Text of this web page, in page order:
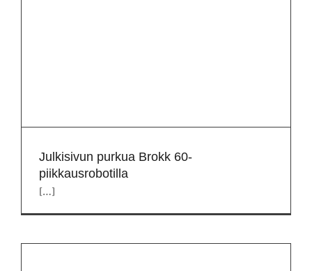
Julkisivun purkua Brokk 60-
piikkausrobotilla
[…]